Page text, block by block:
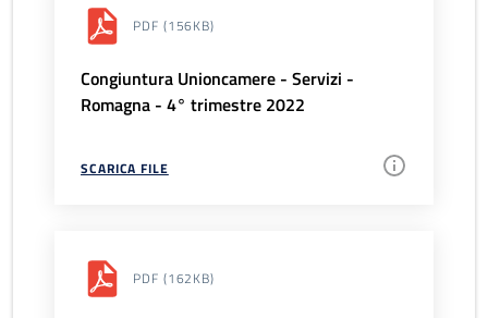
PDF (156KB)
Congiuntura Unioncamere - Servizi -
Romagna - 4° trimestre 2022
SCARICA FILE
PDF (162KB)